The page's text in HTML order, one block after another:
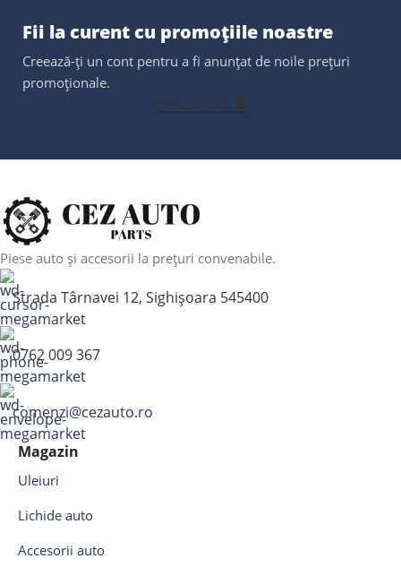
Fii la curent cu promoțiile noastre
Creează-ți un cont pentru a fi anunțat de noile prețuri
promoționale.
Creează cont
Piese auto și accesorii la prețuri convenabile.
Strada Târnavei 12, Sighișoara 545400
0762 009 367
comenzi@cezauto.ro
Magazin
Uleiuri
Lichide auto
Accesorii auto